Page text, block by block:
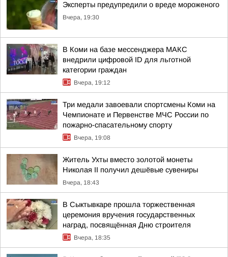
Эксперты предупредили о вреде мороженого
Вчера, 19:30
В Коми на базе мессенджера МАКС
внедрили цифровой ID для льготной
категории граждан
Вчера, 19:12
Три медали завоевали спортсмены Коми на
Чемпионате и Первенстве МЧС России по
пожарно-спасательному спорту
Вчера, 19:08
Житель Ухты вместо золотой монеты
Николая II получил дешёвые сувениры
Вчера, 18:43
В Сыктывкаре прошла торжественная
церемония вручения государственных
наград, посвящённая Дню строителя
Вчера, 18:35